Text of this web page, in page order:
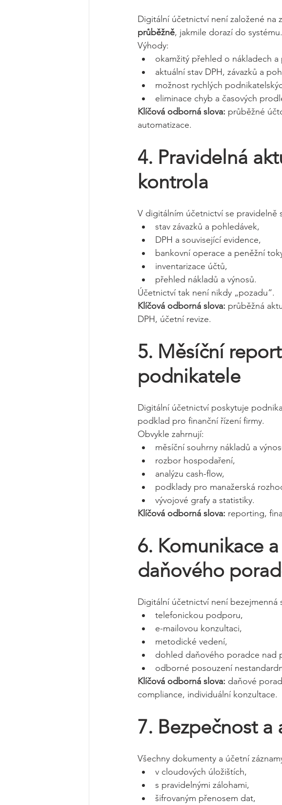
Digitální účetnictví není založené na
průběžně, jakmile dorazí do systému.
Výhody:
okamžitý přehled o nákladech a
aktuální stav DPH, závazků a
možnost rychlých
eliminace chyb a časových
Klíčová odborná slova: průběžné
automatizace.
4. Pravidelná
kontrola
V digitálním účetnictví se pravidelně
stav závazků a pohledávek,
DPH a související evidence,
bankovní operace a peněžní
inventarizace účtů,
přehled nákladů a výnosů.
Účetnictví tak není nikdy „pozadu“.
Klíčová odborná slova: průběžná
DPH, účetní revize.
5. Měsíční
podnikatele
Digitální účetnictví poskytuje
podklad pro finanční řízení firmy.
Obvykle zahrnují:
měsíční souhrny nákladů a
rozbor hospodaření,
analýzu cash-flow,
podklady pro manažerská
vývojové grafy a statistiky.
Klíčová odborná slova: reporting,
6. Komunikace
daňového
Digitální účetnictví není bezejmenná
telefonickou podporu,
e-mailovou konzultaci,
metodické vedení,
dohled daňového poradce nad
odborné posouzení
Klíčová odborná slova: daňové
compliance, individuální konzultace.
7. Bezpečnost
Všechny dokumenty a účetní
v cloudových úložištích,
s pravidelnými zálohami,
šifrovaným přenosem dat,